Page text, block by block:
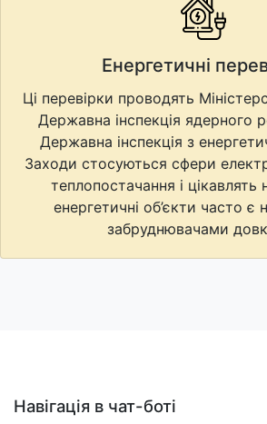
Енергетичні
Ці перевірки проводять
Державна інспекція ядерного
Державна інспекція з
Заходи стосуються сфери
теплопостачання і
енергетичні об’єкти часто є
забруднювачами
Навігація в чат-боті